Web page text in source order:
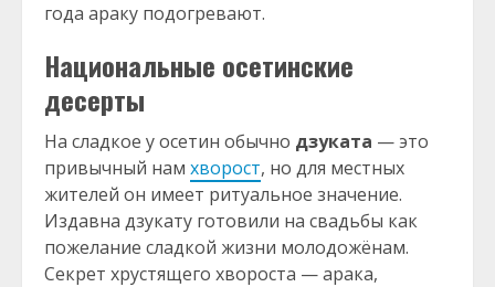
года араку подогревают.
Национальные осетинские
десерты
На сладкое у осетин обычно дзуката — это
привычный нам хворост, но для местных
жителей он имеет ритуальное значение.
Издавна дзукату готовили на свадьбы как
пожелание сладкой жизни молодожёнам.
Секрет хрустящего хвороста — арака,